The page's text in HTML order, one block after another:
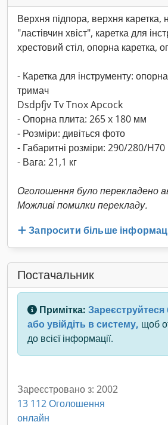
Верхня підпора, верхня каретка,
"ластівчин хвіст", каретка для
хрестовий стіл, опорна каретка,
- Каретка для інструменту:
тримач
Dsdpfjv Tv Tnox Apcock
- Опорна плита: 265 x 180 мм
- Розміри: дивіться фото
- Габаритні розміри: 290/280/
- Вага: 21,1 кг
Оголошення було перекладено
Можливі помилки перекладу.
Запросити більше
Постачальник
Примітка:
або увійдіть в систему, щоб
до всієї інформації.
Зареєстровано з: 2002
13 112 Оголошення
онлайн